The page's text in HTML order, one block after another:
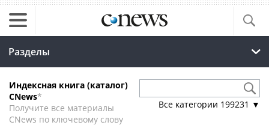
Разделы
Индексная книга (каталог)
CNews*
Получите все материалы
CNews по ключевому слову
Все категории 199231 ▼